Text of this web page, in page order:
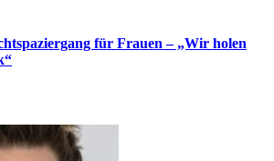
für Frauen – „Wir holen